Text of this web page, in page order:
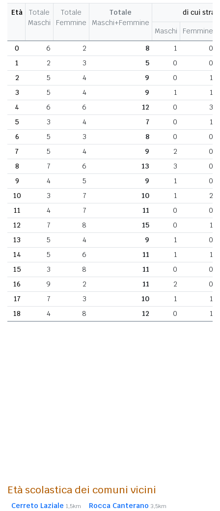
Età
Totale
Maschi
Totale
Femmine
Totale
Maschi+Femmine
di cui
Maschi Femmine
0
6 2 8 1
0
1
2 3 5 0
0
2
5 4 9 0
1
3
5 4 9 1
1
4
6 6 12 0
3
5
3 4 7 0
1
6
5 3 8 0
0
7
5 4 9 2
0
8
7 6 13 3
0
9
4 5 9 1
0
10
3 7 10 1
2
11
4 7 11 0
0
12
7 8 15 0
1
13
5 4 9 1
0
14
5 6 11 1
1
15
3 8 11 0
0
16
9 2 11 2
0
17
7 3 10 1
1
18
4 8 12 0 1
Età scolastica dei comuni vicini
Cerreto Laziale 1,5km Rocca Canterano 3,5km